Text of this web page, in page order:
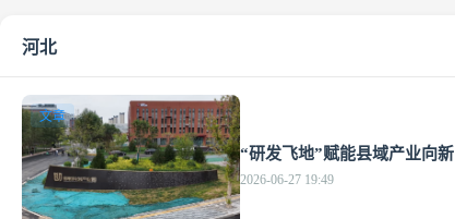
河北
文章
“研发飞地”赋能县域产业向新
2026-06-27 19:49